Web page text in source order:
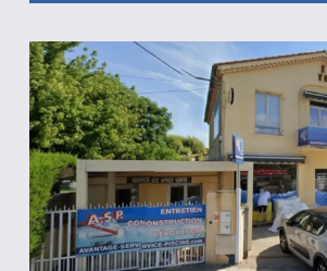
Magasin
Avantage
Service
Piscine
Biot